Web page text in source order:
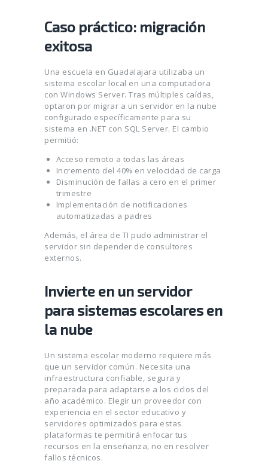
Caso práctico: migración
exitosa
Una escuela en Guadalajara utilizaba un
sistema escolar local en una computadora
con Windows Server. Tras múltiples caídas,
optaron por migrar a un servidor en la nube
configurado específicamente para su
sistema en .NET con SQL Server. El cambio
permitió:
Acceso remoto a todas las áreas
Incremento del 40% en velocidad de carga
Disminución de fallas a cero en el primer
trimestre
Implementación de notificaciones
automatizadas a padres
Además, el área de TI pudo administrar el
servidor sin depender de consultores
externos.
Invierte en un servidor
para sistemas escolares en
la nube
Un sistema escolar moderno requiere más
que un servidor común. Necesita una
infraestructura confiable, segura y
preparada para adaptarse a los ciclos del
año académico. Elegir un proveedor con
experiencia en el sector educativo y
servidores optimizados para estas
plataformas te permitirá enfocar tus
recursos en la enseñanza, no en resolver
fallos técnicos.